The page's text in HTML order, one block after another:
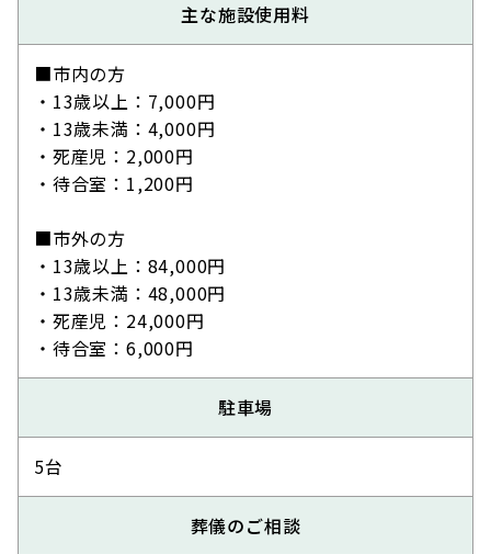
主な施設使用料
■市内の方
・13歳以上：7,000円
・13歳未満：4,000円
・死産児：2,000円
・待合室：1,200円
■市外の方
・13歳以上：84,000円
・13歳未満：48,000円
・死産児：24,000円
・待合室：6,000円
駐車場
5台
葬儀のご相談